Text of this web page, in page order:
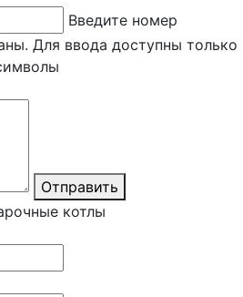
Введите номер
Для ввода доступны только
Отправить
котлы